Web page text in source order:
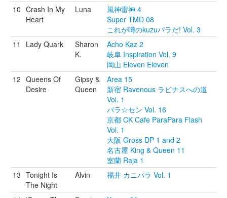
10 Crash In My
Heart
Luna
風神雷神 4
Super TMD 08
これが噂のkuzuパラだ! Vol. 3
11
Lady Quark
Sharon
K.
Acho Kaz 2
岐阜 Inspiration Vol. 9
岡山 Eleven Eleven
12 Queens Of
Desire
Gipsy &
Queen
Area 15
新宿 Ravenous ラビナスへの道
Vol. 1
パラ☆セン Vol. 16
京都 CK Cafe ParaPara Flash
Vol. 1
大阪 Gross DP 1 and 2
名古屋 King & Queen 11
室蘭 Raja 1
13 Tonight Is
The Night
Alvin 福井 カニパラ Vol. 1